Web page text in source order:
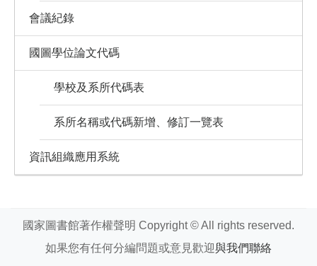
會議紀錄
國圖學位論文代碼
學校及系所代碼表
系所名稱或代碼新增、修訂一覽表
資訊組織應用系統
國家圖書館著作權聲明 Copyright © All rights reserved.
如果您有任何分編問題或意見歡迎與我們聯絡